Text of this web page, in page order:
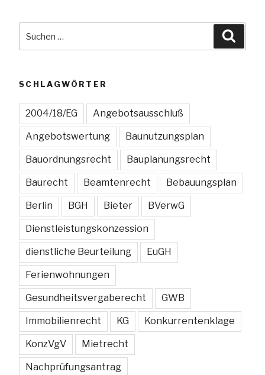
keine
Mietobergrenzen“
nach:
SCHLAGWÖRTER
2004/18/EG Angebotsausschluß
Angebotswertung Baunutzungsplan
Bauordnungsrecht Bauplanungsrecht
Baurecht Beamtenrecht Bebauungsplan
Berlin BGH Bieter BVerwG
Dienstleistungskonzession
dienstliche Beurteilung EuGH
Ferienwohnungen
Gesundheitsvergaberecht GWB
Immobilienrecht KG Konkurrentenklage
KonzVgV Mietrecht
Nachprüfungsantrag